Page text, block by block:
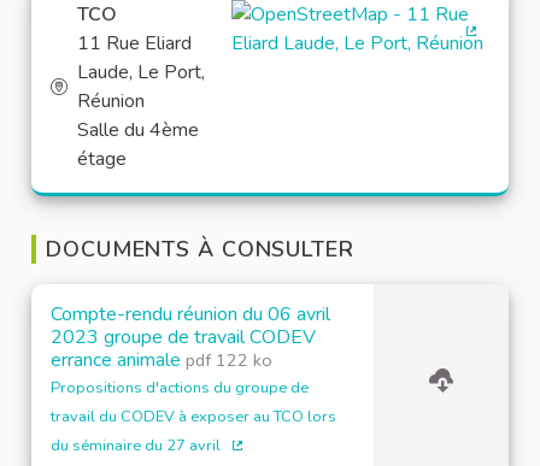
TCO
11 Rue Eliard
Laude, Le Port,
Réunion
Salle du 4ème
étage
(Lien
DOCUMENTS À CONSULTER
Compte-rendu réunion du 06 avril
2023 groupe de travail CODEV
errance animale pdf 122 ko
Propositions d'actions du groupe de
travail du CODEV à exposer au TCO lors
du séminaire du 27 avril